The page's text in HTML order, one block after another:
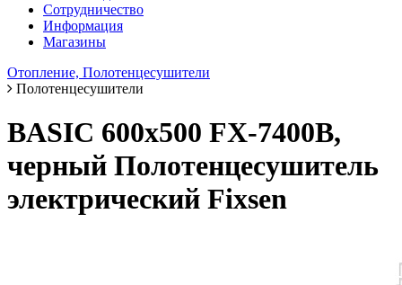
Сотрудничество
Информация
Магазины
Отопление, Полотенцесушители
Полотенцесушители
BASIC 600х500 FX-7400B,
черный Полотенцесушитель
электрический Fixsen